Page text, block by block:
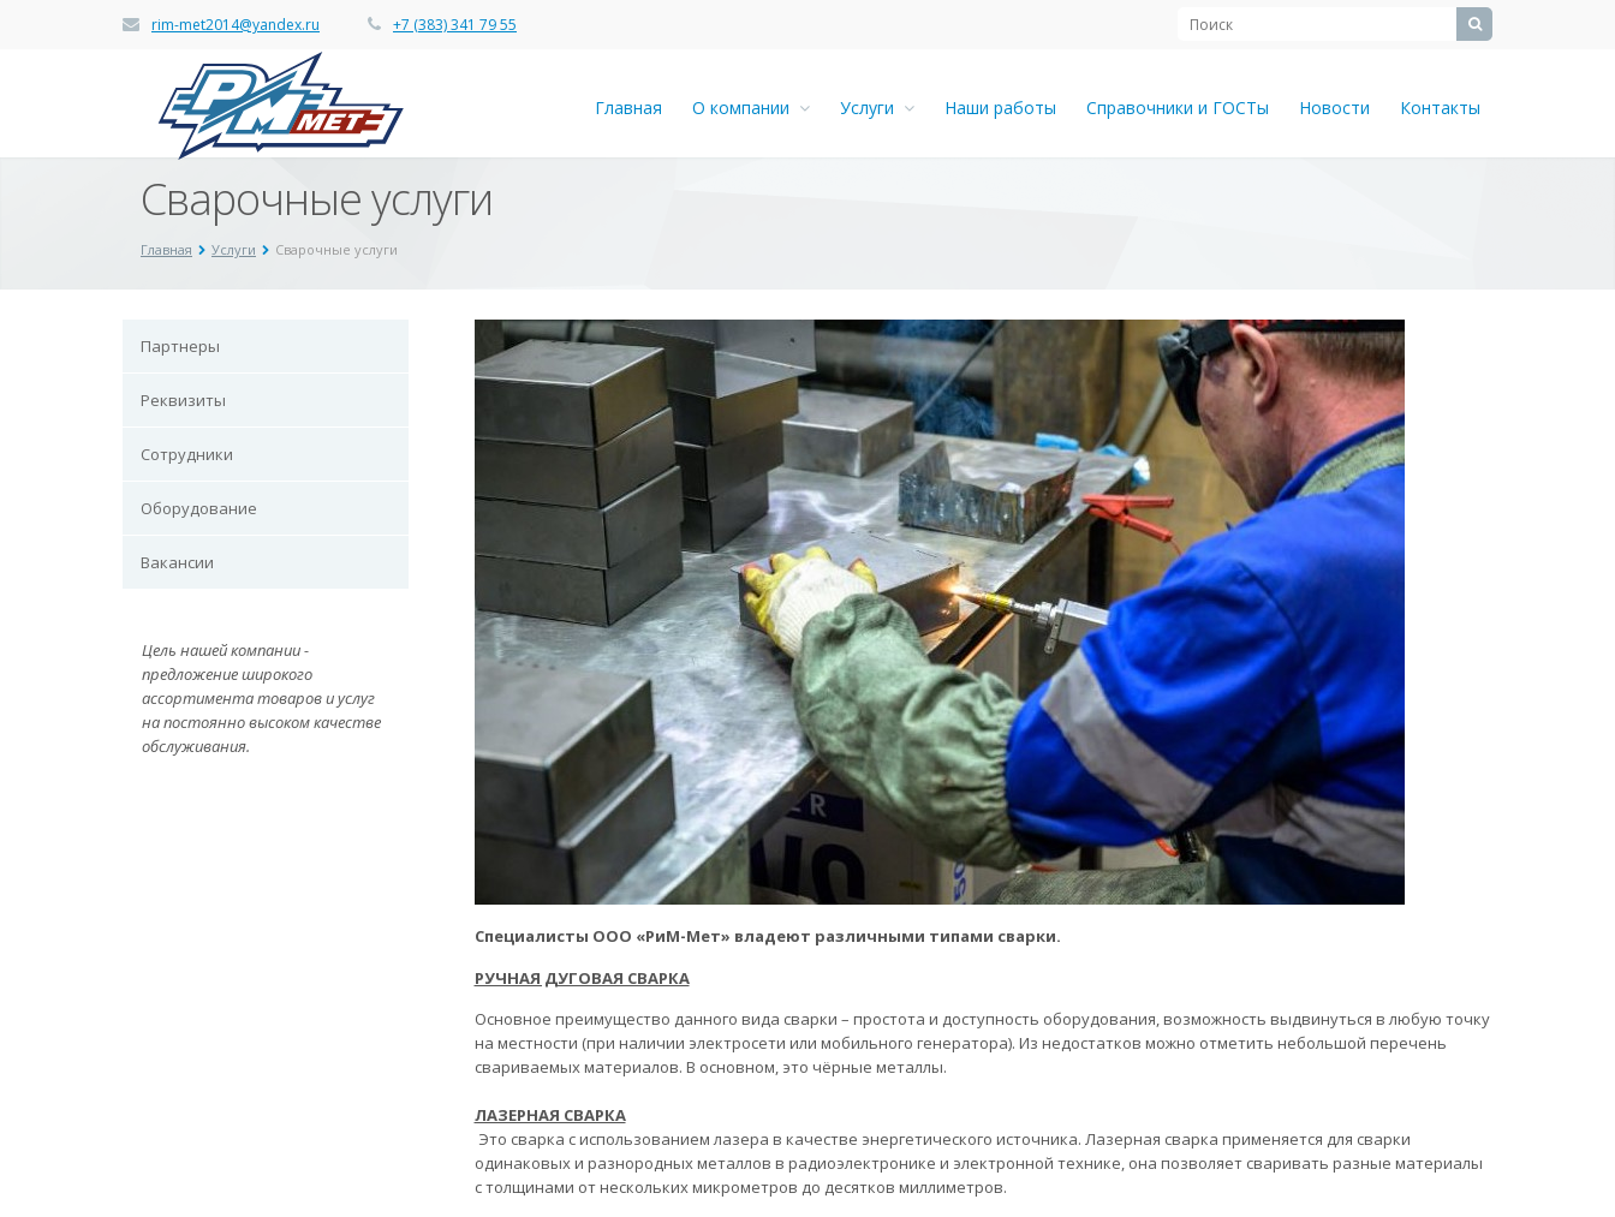
rim-met2014@yandex.ru +7 (383) 341 79 55
Главная О компании Услуги Наши работы Справочники и ГОСТы Новости Контакты
Сварочные услуги
Главная Услуги Сварочные услуги
Партнеры
Реквизиты
Сотрудники
Оборудование
Вакансии
Цель нашей компании -
предложение широкого
ассортимента товаров и услуг
на постоянно высоком качестве
обслуживания.
Специалисты ООО «РиМ-Мет» владеют различными типами сварки.
РУЧНАЯ ДУГОВАЯ СВАРКА
Основное преимущество данного вида сварки – простота и доступность оборудования, возможность выдвинуться в любую точку
на местности (при наличии электросети или мобильного генератора). Из недостатков можно отметить небольшой перечень
свариваемых материалов. В основном, это чёрные металлы.
ЛАЗЕРНАЯ СВАРКА
Это сварка с использованием лазера в качестве энергетического источника. Лазерная сварка применяется для сварки
одинаковых и разнородных металлов в радиоэлектронике и электронной технике, она позволяет сваривать разные материалы
с толщинами от нескольких микрометров до десятков миллиметров.